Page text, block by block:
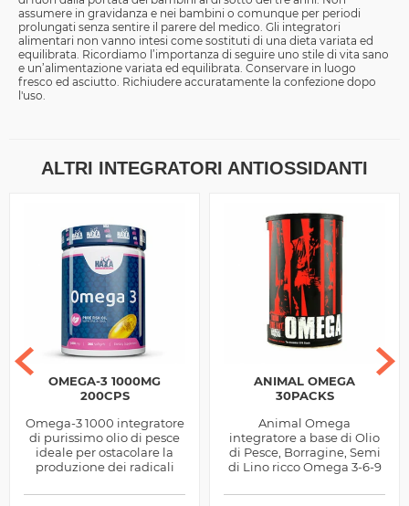
assumere in gravidanza e nei bambini o comunque per periodi
prolungati senza sentire il parere del medico. Gli integratori
alimentari non vanno intesi come sostituti di una dieta variata ed
equilibrata. Ricordiamo l’importanza di seguire uno stile di vita sano
e un’alimentazione variata ed equilibrata. Conservare in luogo
fresco ed asciutto. Richiudere accuratamente la confezione dopo
l'uso.
ALTRI INTEGRATORI ANTIOSSIDANTI
OMEGA-3 1000MG
200CPS
Omega-3 1000 integratore
di purissimo olio di pesce
ideale per ostacolare la
produzione dei radicali
ANIMAL OMEGA
30PACKS
Animal Omega
integratore a base di Olio
di Pesce, Borragine, Semi
di Lino ricco Omega 3-6-9
by Universal Nutrition